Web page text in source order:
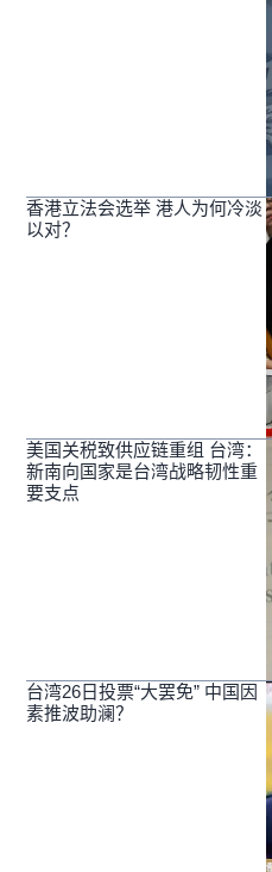
香港立法会选举 港人为何冷淡
以对？
美国关税致供应链重组 台湾：
新南向国家是台湾战略韧性重
要支点
台湾26日投票“大罢免” 中国因
素推波助澜？